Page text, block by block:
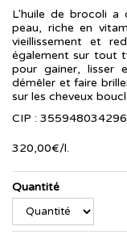
L'huile de brocoli a
peau, riche en
vieillissement et
également sur tout
pour gainer, lisser
démêler et faire
sur les cheveux
CIP :
320,00€/l.
Quantité